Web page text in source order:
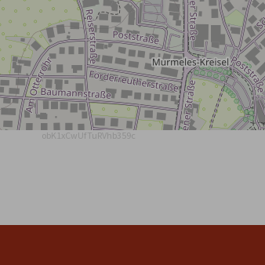
obK1xCwUfTuRVhb359c